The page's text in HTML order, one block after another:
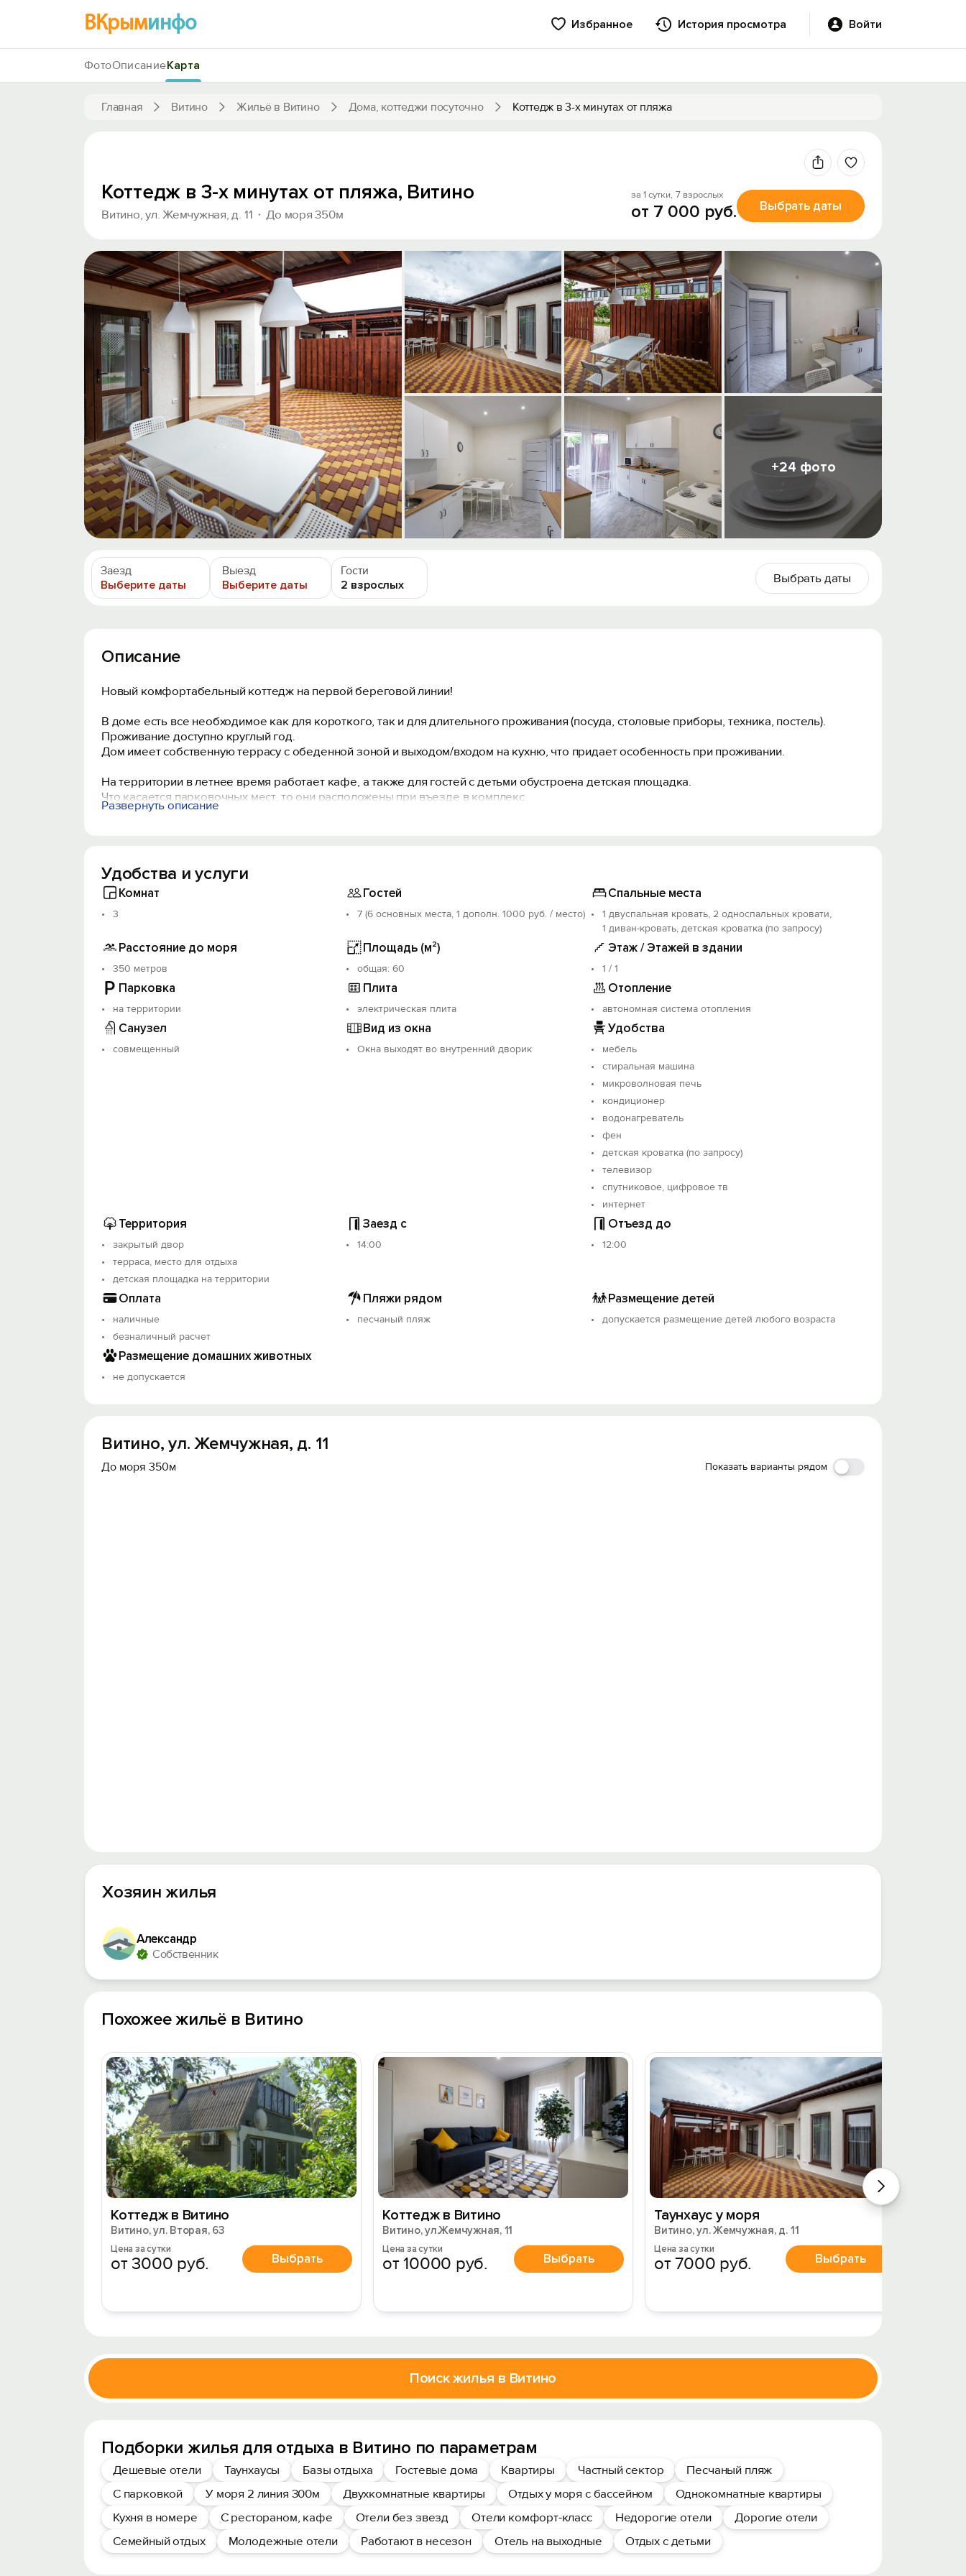
ВКрыминфо Избранное История просмотра Войти
Главная Витино Жильё в Витино Дома, коттеджи посуточно Коттедж в 3-х минутах от пляжа
ФотоОписаниеКарта
+24 фото
Коттедж в 3-х минутах от пляжа, Витино
Витино, ул. Жемчужная, д. 11 До моря 350м
за 1 сутки, 7 взрослых
от 7 000 руб. Выбрать даты
Заезд
Выберите даты
Выезд
Выберите даты
Гости
2 взрослых
Выбрать даты
Описание
Новый комфортабельный коттедж на первой береговой линии!
В доме есть все необходимое как для короткого, так и для длительного проживания (посуда, столовые приборы, техника, постель).
Проживание доступно круглый год.
Дом имеет собственную террасу с обеденной зоной и выходом/входом на кухню, что придает особенность при проживании.
На территории в летнее время работает кафе, а также для гостей с детьми обустроена детская площадка.
Что касается парковочных мест, то они расположены при въезде в комплекс.
Дорога на пляж выходит прямо с территории (для гостей «Марьиной Рощи» свой собственный выход) и занимает она до 3 минут ходьбы.
Развернуть описание
Удобства и услуги
Комнат
3
Гостей
7 (6 основных места, 1 дополн. 1000 руб. / место)
Спальные места
1 двуспальная кровать, 2 односпальных кровати,
1 диван-кровать, детская кроватка (по запросу)
Расстояние до моря
350 метров
Площадь (м²)
oбщая: 60
Этаж / Этажей в здании
1 / 1
Парковка
на территории
Плита
электрическая плита
Отопление
автономная система отопления
Санузел
совмещенный
Вид из окна
Окна выходят во внутренний дворик
Удобства
мебель
стиральная машина
микроволновая печь
кондиционер
водонагреватель
фен
детская кроватка (по запросу)
телевизор
спутниковое, цифровое тв
интернет
Территория
закрытый двор
терраса, место для отдыха
детская площадка на территории
Заезд с
14:00
Отъезд до
12:00
Оплата
наличные
безналичный расчет
Пляжи рядом
песчаный пляж
Размещение детей
допускается размещение детей любого возраста
Размещение домашних животных
не допускается
Витино, ул. Жемчужная, д. 11
До моря 350м Показать варианты рядом
Хозяин жилья
Александр
Собственник
Похожее жильё в Витино
Коттедж в Витино
Витино, ул. Вторая, 63
Цена за сутки
от 3000 руб. Выбрать
Коттедж в Витино
Витино, ул.Жемчужная, 11
Цена за сутки
от 10000 руб. Выбрать
Таунхаус у моря
Витино, ул. Жемчужная, д. 11
Цена за сутки
от 7000 руб. Выбрать
Поиск жилья в Витино
Подборки жилья для отдыха в Витино по параметрам
Дешевые отели Таунхаусы Базы отдыха Гостевые дома Квартиры Частный сектор
Песчаный пляж
С парковкой
У моря 2 линия 300м Двухкомнатные квартиры Отдых у моря с бассейном
Однокомнатные квартиры
Кухня в номере
С рестораном, кафе Отели без звезд Отели комфорт-класс Недорогие отели
Дорогие отели
Семейный отдых
Молодежные отели Работают в несезон Отель на выходные Отдых с детьми